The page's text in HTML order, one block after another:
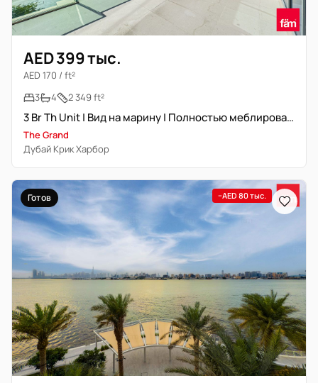
AED 399 тыс.
AED 170 / ft²
3
4 2 349 ft²
3 Br Th Unit | Вид на марину | Полностью меблирована
The Grand
Дубай Крик Харбор
Готов −AED 80 тыс.